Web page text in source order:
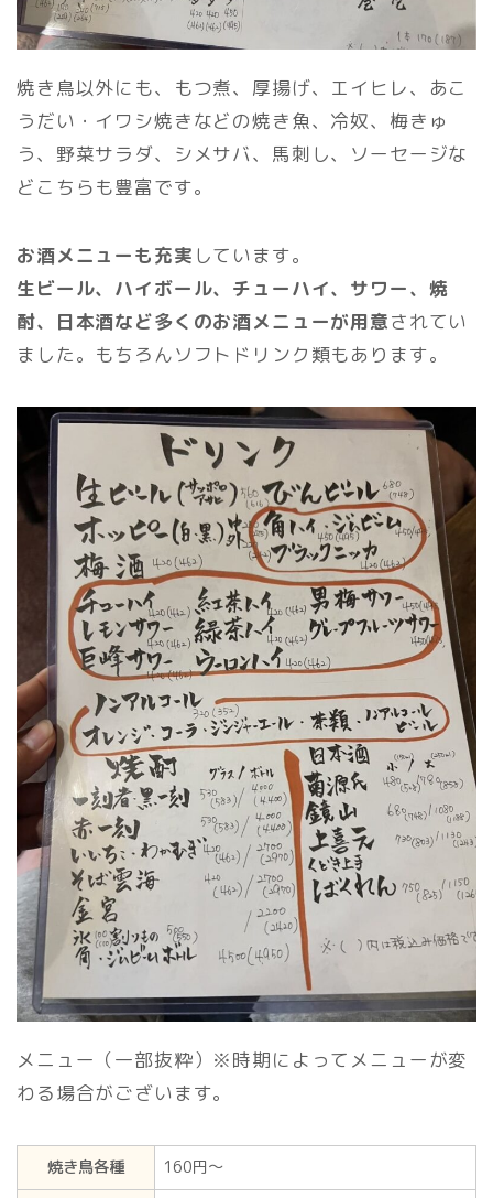
焼き鳥以外にも、もつ煮、厚揚げ、エイヒレ、あこ
うだい・イワシ焼きなどの焼き魚、冷奴、梅きゅ
う、野菜サラダ、シメサバ、馬刺し、ソーセージな
どこちらも豊富です。
お酒メニューも充実 しています。
生ビール、ハイボール、チューハイ、サワー、焼
酎、日本酒など多くのお酒メニューが用意されてい
ました。もちろんソフトドリンク類もあります。
メニュー（一部抜粋）※時期によってメニューが変
わる場合がございます。
焼き鳥各種
160円〜